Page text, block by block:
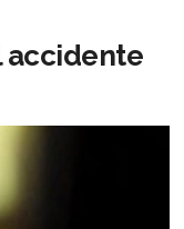
accidente